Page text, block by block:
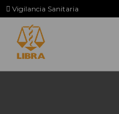
Vigilancia Sanitaria